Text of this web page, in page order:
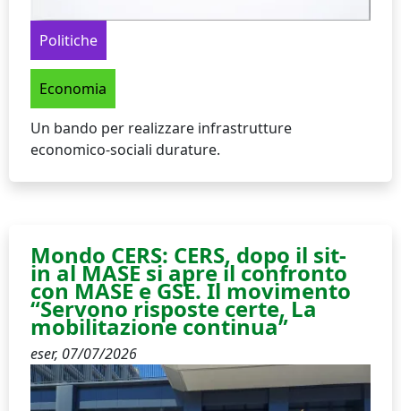
Politiche
Economia
Un bando per realizzare infrastrutture
economico-sociali durature.
Mondo CERS: CERS, dopo il sit-
in al MASE si apre il confronto
con MASE e GSE. Il movimento
“Servono risposte certe, La
mobilitazione continua”
eser, 07/07/2026